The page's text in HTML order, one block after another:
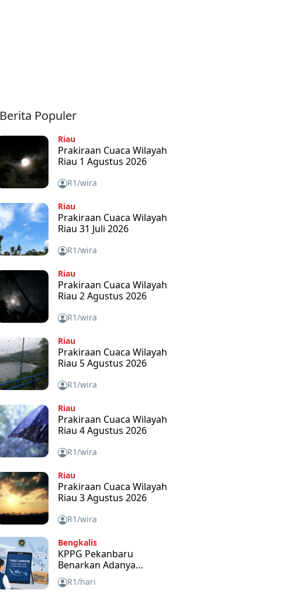
Berita Populer
Riau
Prakiraan Cuaca Wilayah
Riau 1 Agustus 2026
R1/wira
Riau
Prakiraan Cuaca Wilayah
Riau 31 Juli 2026
R1/wira
Riau
Prakiraan Cuaca Wilayah
Riau 2 Agustus 2026
R1/wira
Riau
Prakiraan Cuaca Wilayah
Riau 5 Agustus 2026
R1/wira
Riau
Prakiraan Cuaca Wilayah
Riau 4 Agustus 2026
R1/wira
Riau
Prakiraan Cuaca Wilayah
Riau 3 Agustus 2026
R1/wira
Bengkalis
KPPG Pekanbaru
Benarkan Adanya
Bantuan Tablet Disetiap
SPPG dan Untuk Apa
R1/hari